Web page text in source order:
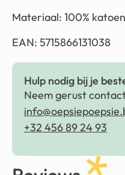
Materiaal: 100% katoen
EAN: 5715866131038
Hulp nodig bij je
Neem gerust
+32 456 89 24 93